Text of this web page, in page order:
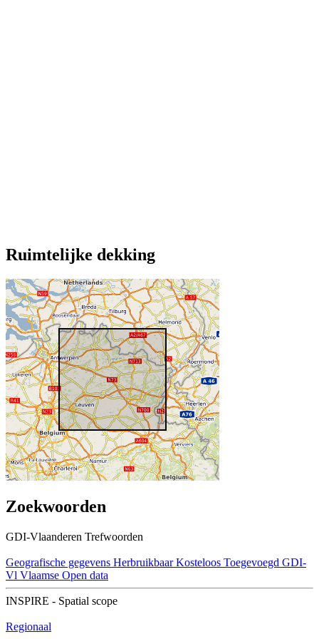
Ruimtelijke dekking
Zoekwoorden
GDI-Vlaanderen Trefwoorden
Geografische gegevens Herbruikbaar Kosteloos Toegevoegd GDI-
Vl Vlaamse Open data
INSPIRE - Spatial scope
Regionaal